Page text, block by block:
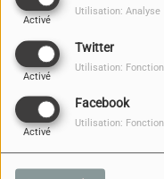
Activé
Utilisation: Analyse
Twitter
Activé
Utilisation:
Facebook
Activé
Utilisation: